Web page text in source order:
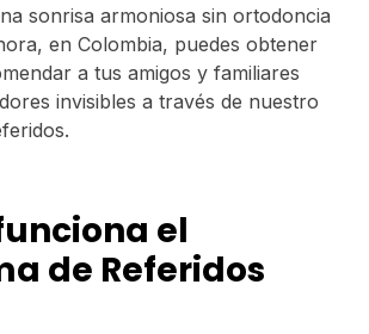
sonrisa armoniosa sin ortodoncia
en Colombia, puedes obtener
a tus amigos y familiares
invisibles a través de nuestro
el
de Referidos